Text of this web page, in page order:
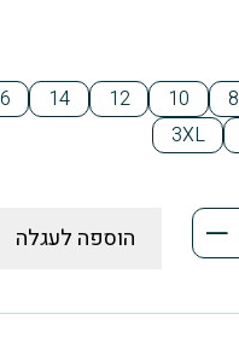
8
10
12
14
3XL
הוספה לעגלה